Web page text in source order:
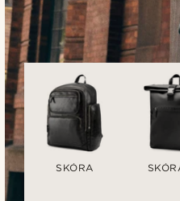
SKÓRA